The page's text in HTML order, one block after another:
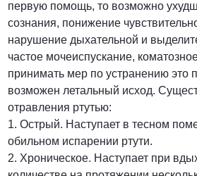
ПОЗВОНИТЬ
Договорная
ПОЗВОНИТЬ
первую помощь, то возможно
сознания, понижение
нарушение дыхательной и
частое мочеиспускание,
принимать мер по устранению это
возможен летальный исход.
отравления ртутью:
1. Острый. Наступает в тесном
обильном испарении ртути.
2. Хроническое. Наступает при